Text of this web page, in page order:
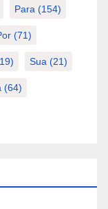
Para (154)
(71)
Sua (21)
(64)